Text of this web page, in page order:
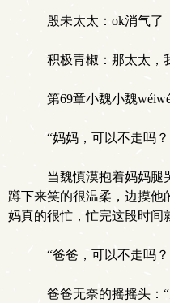
殷未太太：ok消气了
积极青椒：那太太，
第69章小魏小魏
“妈妈，可以不走吗？
当魏慎漠抱着妈妈腿
蹲下来笑的很温柔，边摸他
妈真的很忙，忙完这段时
“爸爸，可以不走吗？
爸爸无奈的摇摇头：